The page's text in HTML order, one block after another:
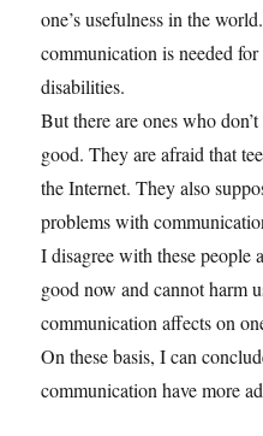
one’s usefulness in the
communication is needed
disabilities.
But there are ones who
good. They are afraid that
the Internet. They also
problems with
I disagree with these people
good now and cannot harm
communication affects on
On these basis, I can
communication have more